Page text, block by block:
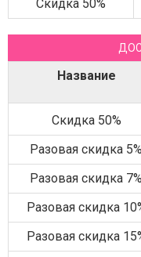
Скидка 50%
Название
Скидка 50%
Разовая скидка 5%
Разовая скидка 7%
Разовая скидка
Разовая скидка